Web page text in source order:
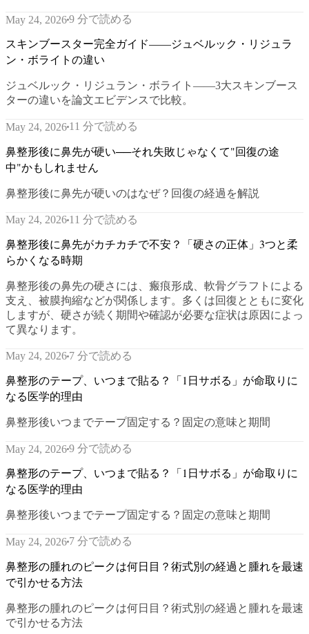
May 24, 20269 分で読める
スキンブースター完全ガイド——ジュベルック・リジュラ
ン・ボライトの違い
ジュベルック・リジュラン・ボライト——3大スキンブース
ターの違いを論文エビデンスで比較。
May 24, 2026 11 分で読める
鼻整形後に鼻先が硬い──それ失敗じゃなくて"回復の途
中"かもしれません
鼻整形後に鼻先が硬いのはなぜ？回復の経過を解説
May 24, 2026 11 分で読める
鼻整形後に鼻先がカチカチで不安？「硬さの正体」3つと柔
らかくなる時期
鼻整形後の鼻先の硬さには、瘢痕形成、軟骨グラフトによる
支え、被膜拘縮などが関係します。多くは回復とともに変化
しますが、硬さが続く期間や確認が必要な症状は原因によっ
て異なります。
May 24, 2026 7 分で読める
鼻整形のテープ、いつまで貼る？「1日サボる」が命取りに
なる医学的理由
鼻整形後いつまでテープ固定する？固定の意味と期間
May 24, 20269 分で読める
鼻整形のテープ、いつまで貼る？「1日サボる」が命取りに
なる医学的理由
鼻整形後いつまでテープ固定する？固定の意味と期間
May 24, 2026 7 分で読める
鼻整形の腫れのピークは何日目？術式別の経過と腫れを最速
で引かせる方法
鼻整形の腫れのピークは何日目？術式別の経過と腫れを最速
で引かせる方法